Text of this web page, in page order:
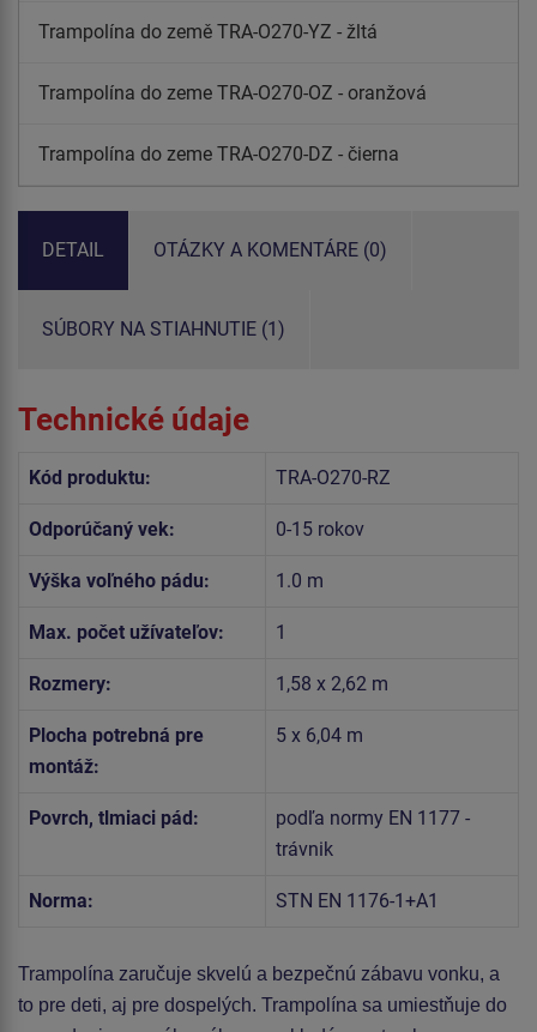
Trampolína do země TRA-O270-YZ - žltá
Trampolína do zeme TRA-O270-OZ - oranžová
Trampolína do zeme TRA-O270-DZ - čierna
DETAIL OTÁZKY A KOMENTÁRE (0)
SÚBORY NA STIAHNUTIE (1)
Technické údaje
Kód produktu: TRA-O270-RZ
Odporúčaný vek: 0-15 rokov
Výška voľného pádu: 1.0 m
Max. počet užívateľov: 1
Rozmery: 1,58 x 2,62 m
Plocha potrebná pre
montáž:
5 x 6,04 m
Povrch, tlmiaci pád:
podľa normy EN 1177 -
trávnik
Norma: STN EN 1176-1+A1
Trampolína zaručuje skvelú a bezpečnú zábavu vonku, a
to pre deti, aj pre dospelých. Trampolína sa umiestňuje do